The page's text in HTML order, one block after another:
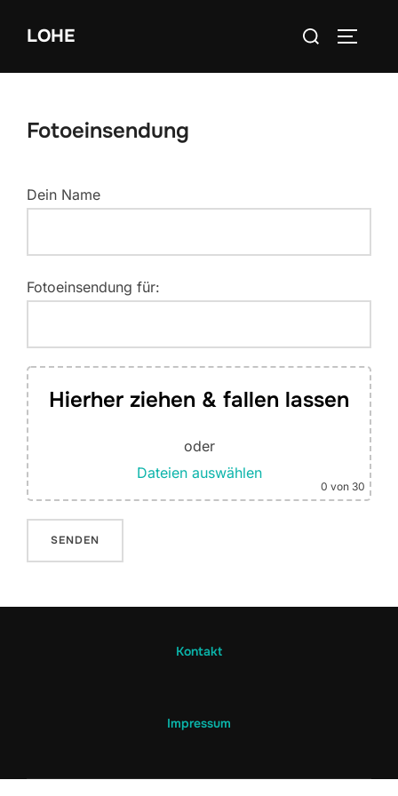
InhaltLOHE
Suchen
Fotoeinsendung
Dein Name
Fotoeinsendung für:
Hierher ziehen & fallen lassen
oder
Dateien auswählen
0 von 30
Kontakt
Impressum